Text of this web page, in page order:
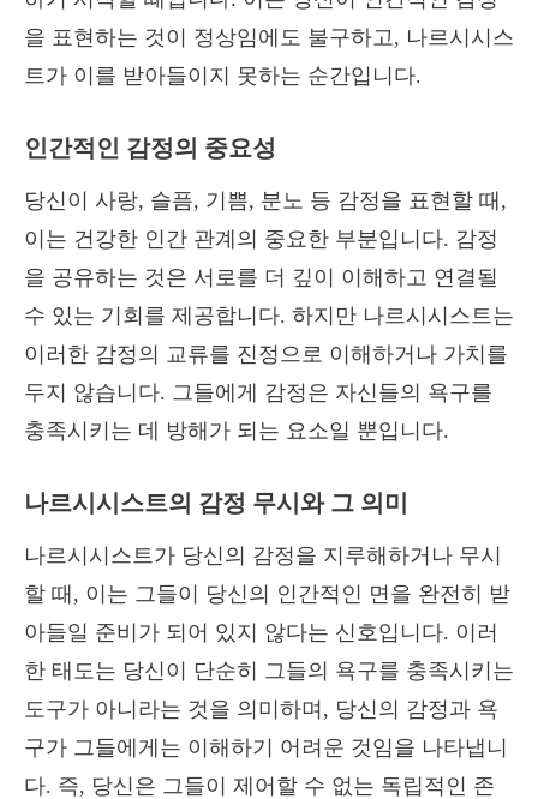
을 표현하는 것이 정상임에도 불구하고, 나르시시스
트가 이를 받아들이지 못하는 순간입니다.
인간적인 감정의 중요성
당신이 사랑, 슬픔, 기쁨, 분노 등 감정을 표현할 때,
이는 건강한 인간 관계의 중요한 부분입니다. 감정
을 공유하는 것은 서로를 더 깊이 이해하고 연결될
수 있는 기회를 제공합니다. 하지만 나르시시스트는
이러한 감정의 교류를 진정으로 이해하거나 가치를
두지 않습니다. 그들에게 감정은 자신들의 욕구를
충족시키는 데 방해가 되는 요소일 뿐입니다.
나르시시스트의 감정 무시와 그 의미
나르시시스트가 당신의 감정을 지루해하거나 무시
할 때, 이는 그들이 당신의 인간적인 면을 완전히 받
아들일 준비가 되어 있지 않다는 신호입니다. 이러
한 태도는 당신이 단순히 그들의 욕구를 충족시키는
도구가 아니라는 것을 의미하며, 당신의 감정과 욕
구가 그들에게는 이해하기 어려운 것임을 나타냅니
다. 즉, 당신은 그들이 제어할 수 없는 독립적인 존